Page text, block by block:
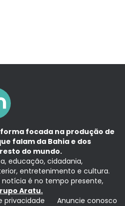
focada na produção de
falam da Bahia e dos
do mundo.
educação, cidadania,
entretenimento e cultura.
é no tempo presente,
Aratu.
privacidade Anuncie conosco